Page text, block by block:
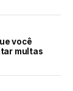
você
multas